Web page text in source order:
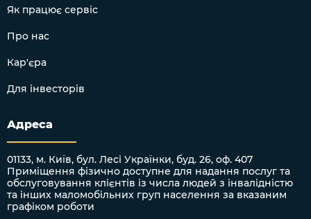
Як працює сервіс
Про нас
Кар'єра
Для інвесторів
Адреса
01133, м. Київ, бул. Лесі Українки, буд. 26, оф. 407
Приміщення фізично доступне для надання послуг та
обслуговування клієнтів із числа людей з інвалідністю
та інших маломобільних груп населення за вказаним
графіком роботи